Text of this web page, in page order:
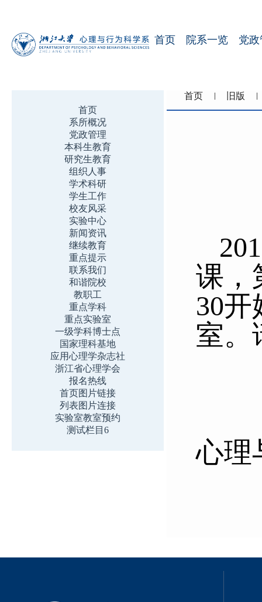
首页 院系一览 党
首页
系所概况
党政管理
本科生教育
研究生教育
组织人事
学术科研
学生工作
校友风采
实验中心
新闻资讯
继续教育
重点提示
联系我们
和谐院校
教职工
重点学科
重点实验室
一级学科博士点
国家理科基地
应用心理学杂志社
浙江省心理学会
报名热线
首页图片链接
列表图片连接
实验室教室预约
测试栏目6
首页 旧版
课，
30开
室。
心理